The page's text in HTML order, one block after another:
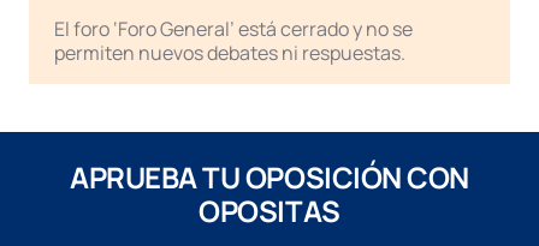
El foro ‘Foro General’ está cerrado y no se
permiten nuevos debates ni respuestas.
APRUEBA TU OPOSICIÓN CON
OPOSITAS